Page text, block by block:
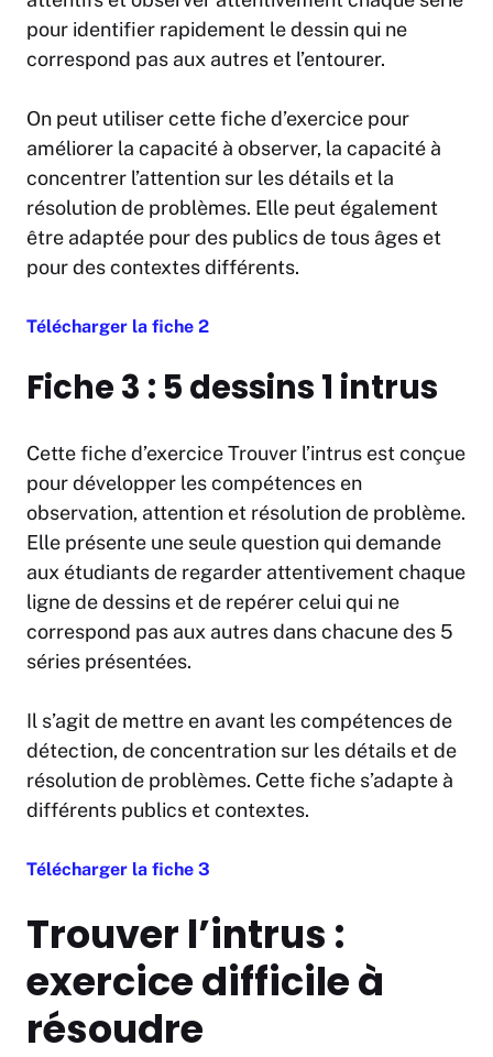
pour identifier rapidement le dessin qui ne
correspond pas aux autres et l’entourer.
On peut utiliser cette fiche d’exercice pour
améliorer la capacité à observer, la capacité à
concentrer l’attention sur les détails et la
résolution de problèmes. Elle peut également
être adaptée pour des publics de tous âges et
pour des contextes différents.
Télécharger la fiche 2
Fiche 3 : 5 dessins 1 intrus
Cette fiche d’exercice Trouver l’intrus est conçue
pour développer les compétences en
observation, attention et résolution de problème.
Elle présente une seule question qui demande
aux étudiants de regarder attentivement chaque
ligne de dessins et de repérer celui qui ne
correspond pas aux autres dans chacune des 5
séries présentées.
Il s’agit de mettre en avant les compétences de
détection, de concentration sur les détails et de
résolution de problèmes. Cette fiche s’adapte à
différents publics et contextes.
Télécharger la fiche 3
Trouver l’intrus :
exercice difficile à
résoudre